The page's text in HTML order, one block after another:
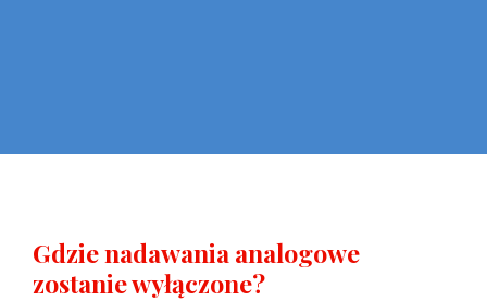
Gdzie nadawania analogowe
zostanie wyłączone?